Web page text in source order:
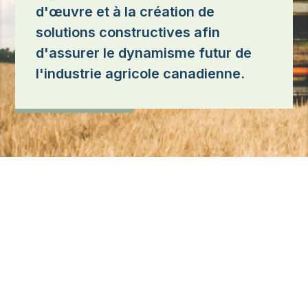
d'œuvre et à la création de
solutions constructives afin
d'assurer le dynamisme futur de
l'industrie agricole canadienne.